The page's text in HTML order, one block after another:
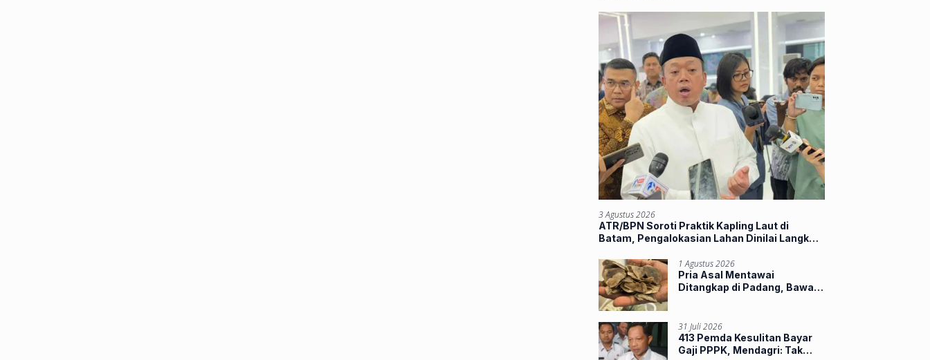
3 Agustus 2026
ATR/BPN Soroti Praktik Kapling Laut di
Batam, Pengalokasian Lahan Dinilai Langkahi
1 Agustus 2026
Pria Asal Mentawai
Ditangkap di Padang, Bawa
31 Juli 2026
413 Pemda Kesulitan Bayar
Gaji PPPK, Mendagri: Tak